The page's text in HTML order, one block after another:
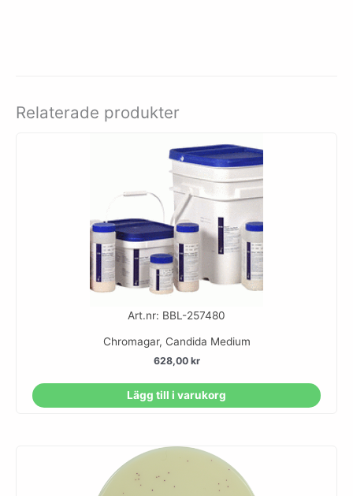
Relaterade produkter
Art.nr: BBL-257480
Chromagar, Candida Medium
628,00 kr
Lägg till i varukorg